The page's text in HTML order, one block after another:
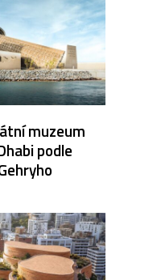
muzeum
podle